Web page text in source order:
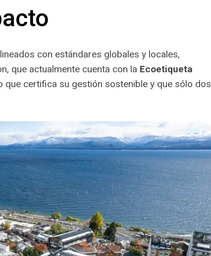
con estándares globales y locales,
que actualmente cuenta con la Ecoetiqueta
que certifica su gestión sostenible y que sólo dos